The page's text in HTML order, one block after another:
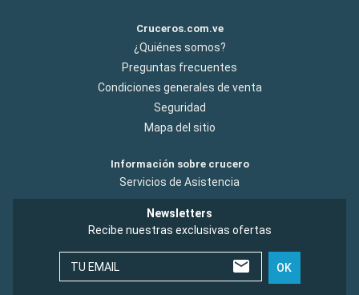
Cruceros.com.ve
¿Quiénes somos?
Preguntas frecuentes
Condiciones generales de venta
Seguridad
Mapa del sitio
Información sobre crucero
Servicios de Asistencia
Newsletters
Recibe nuestras exclusivas ofertas
TU EMAIL OK